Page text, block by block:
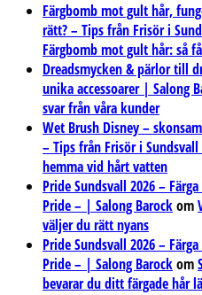
Färgbomb mot gult hår,
rätt? – Tips från Frisör i
Färgbomb mot gult hår: så
Dreadsmycken & pärlor till
unika accessoarer | Salong
svar från våra kunder
Wet Brush Disney –
– Tips från Frisör i
hemma vid hårt vatten
Pride Sundsvall 2026 –
Pride – | Salong Barockom
väljer du rätt nyans
Pride Sundsvall 2026 –
Pride – | Salong Barockom
bevarar du ditt färgade hår